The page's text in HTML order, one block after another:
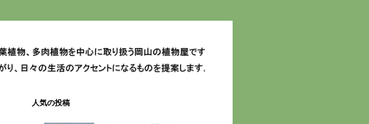
人気の投稿